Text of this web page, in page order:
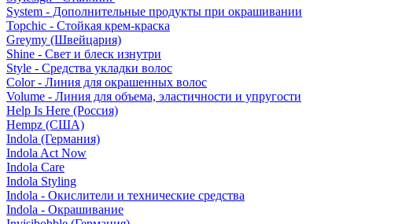
System - Дополнительные продукты при окрашивании
Topchic - Стойкая крем-краска
Greymy (Швейцария)
Shine - Свет и блеск изнутри
Style - Средства укладки волос
Color - Линия для окрашенных волос
Volume - Линия для объема, эластичности и упругости
Help Is Here (Россия)
Hempz (США)
Indola (Германия)
Indola Act Now
Indola Care
Indola Styling
Indola - Окислители и технические средства
Indola - Окрашивание